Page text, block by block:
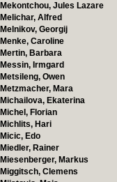
Mekontchou, Jules Lazare
Melichar, Alfred
Melnikov, Georgij
Menke, Caroline
Mertin, Barbara
Messin, Irmgard
Metsileng, Owen
Metzmacher, Mara
Michailova, Ekaterina
Michel, Florian
Michlits, Hari
Micic, Edo
Miedler, Rainer
Miesenberger, Markus
Miggitsch, Clemens